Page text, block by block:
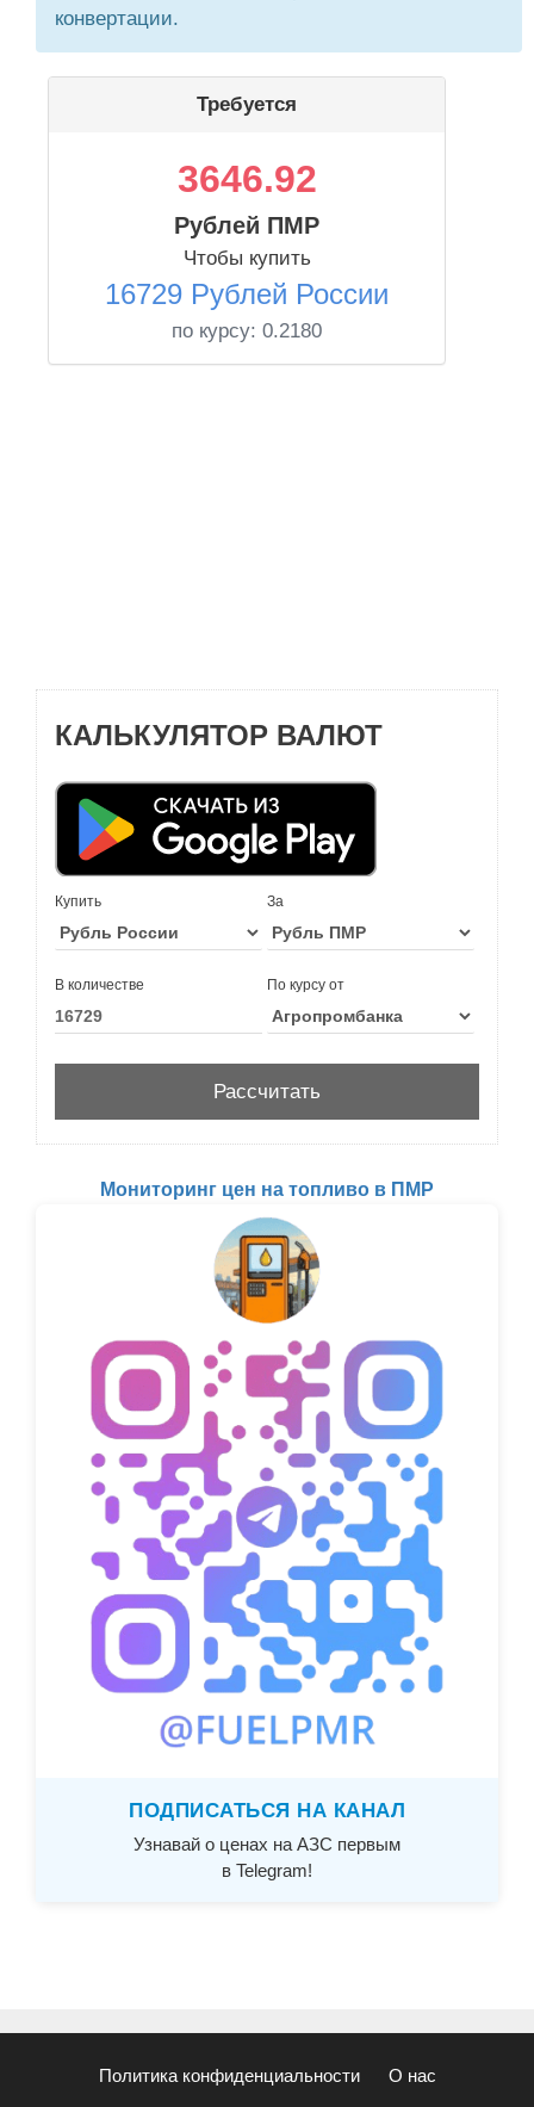
конвертации.
Требуется
3646.92
Рублей ПМР
Чтобы купить
16729 Рублей России
по курсу: 0.2180
КАЛЬКУЛЯТОР ВАЛЮТ
Купить За
В количестве По курсу от
Мониторинг цен на топливо в ПМР
ПОДПИСАТЬСЯ НА КАНАЛ
Узнавай о ценах на АЗС первым
в Telegram!
Политика конфиденциальности О нас